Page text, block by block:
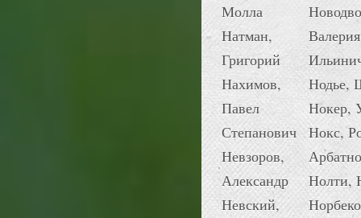
Молла
Натман,
Григорий
Нахимов,
Павел
Степанович
Невзоров,
Александр
Невский,
Валерия
Нодье,
Нокер,
Нокс,
Нолти,